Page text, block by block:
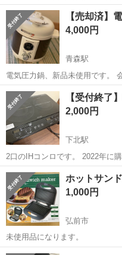
組み立てたまま自宅保管しておりました。 説明書あ
など写真を
青森 青森市 キッチン家
【売却済】
4,000円
青森駅
電気圧力鍋、新品未使用です。
てました 今後も使用予定が無い
青森 青森市 青森駅
【受付終了
2,000円
下北駅
2口のIHコンロです。 2022年に
問題ありません。 使用感はあり
気にしない、使えたらいいとい
で、ご連絡お願いします。 ...
青森 むつ市 下北駅
ホットサン
1,000円
弘前市
未使用品になります。
青森 弘前市